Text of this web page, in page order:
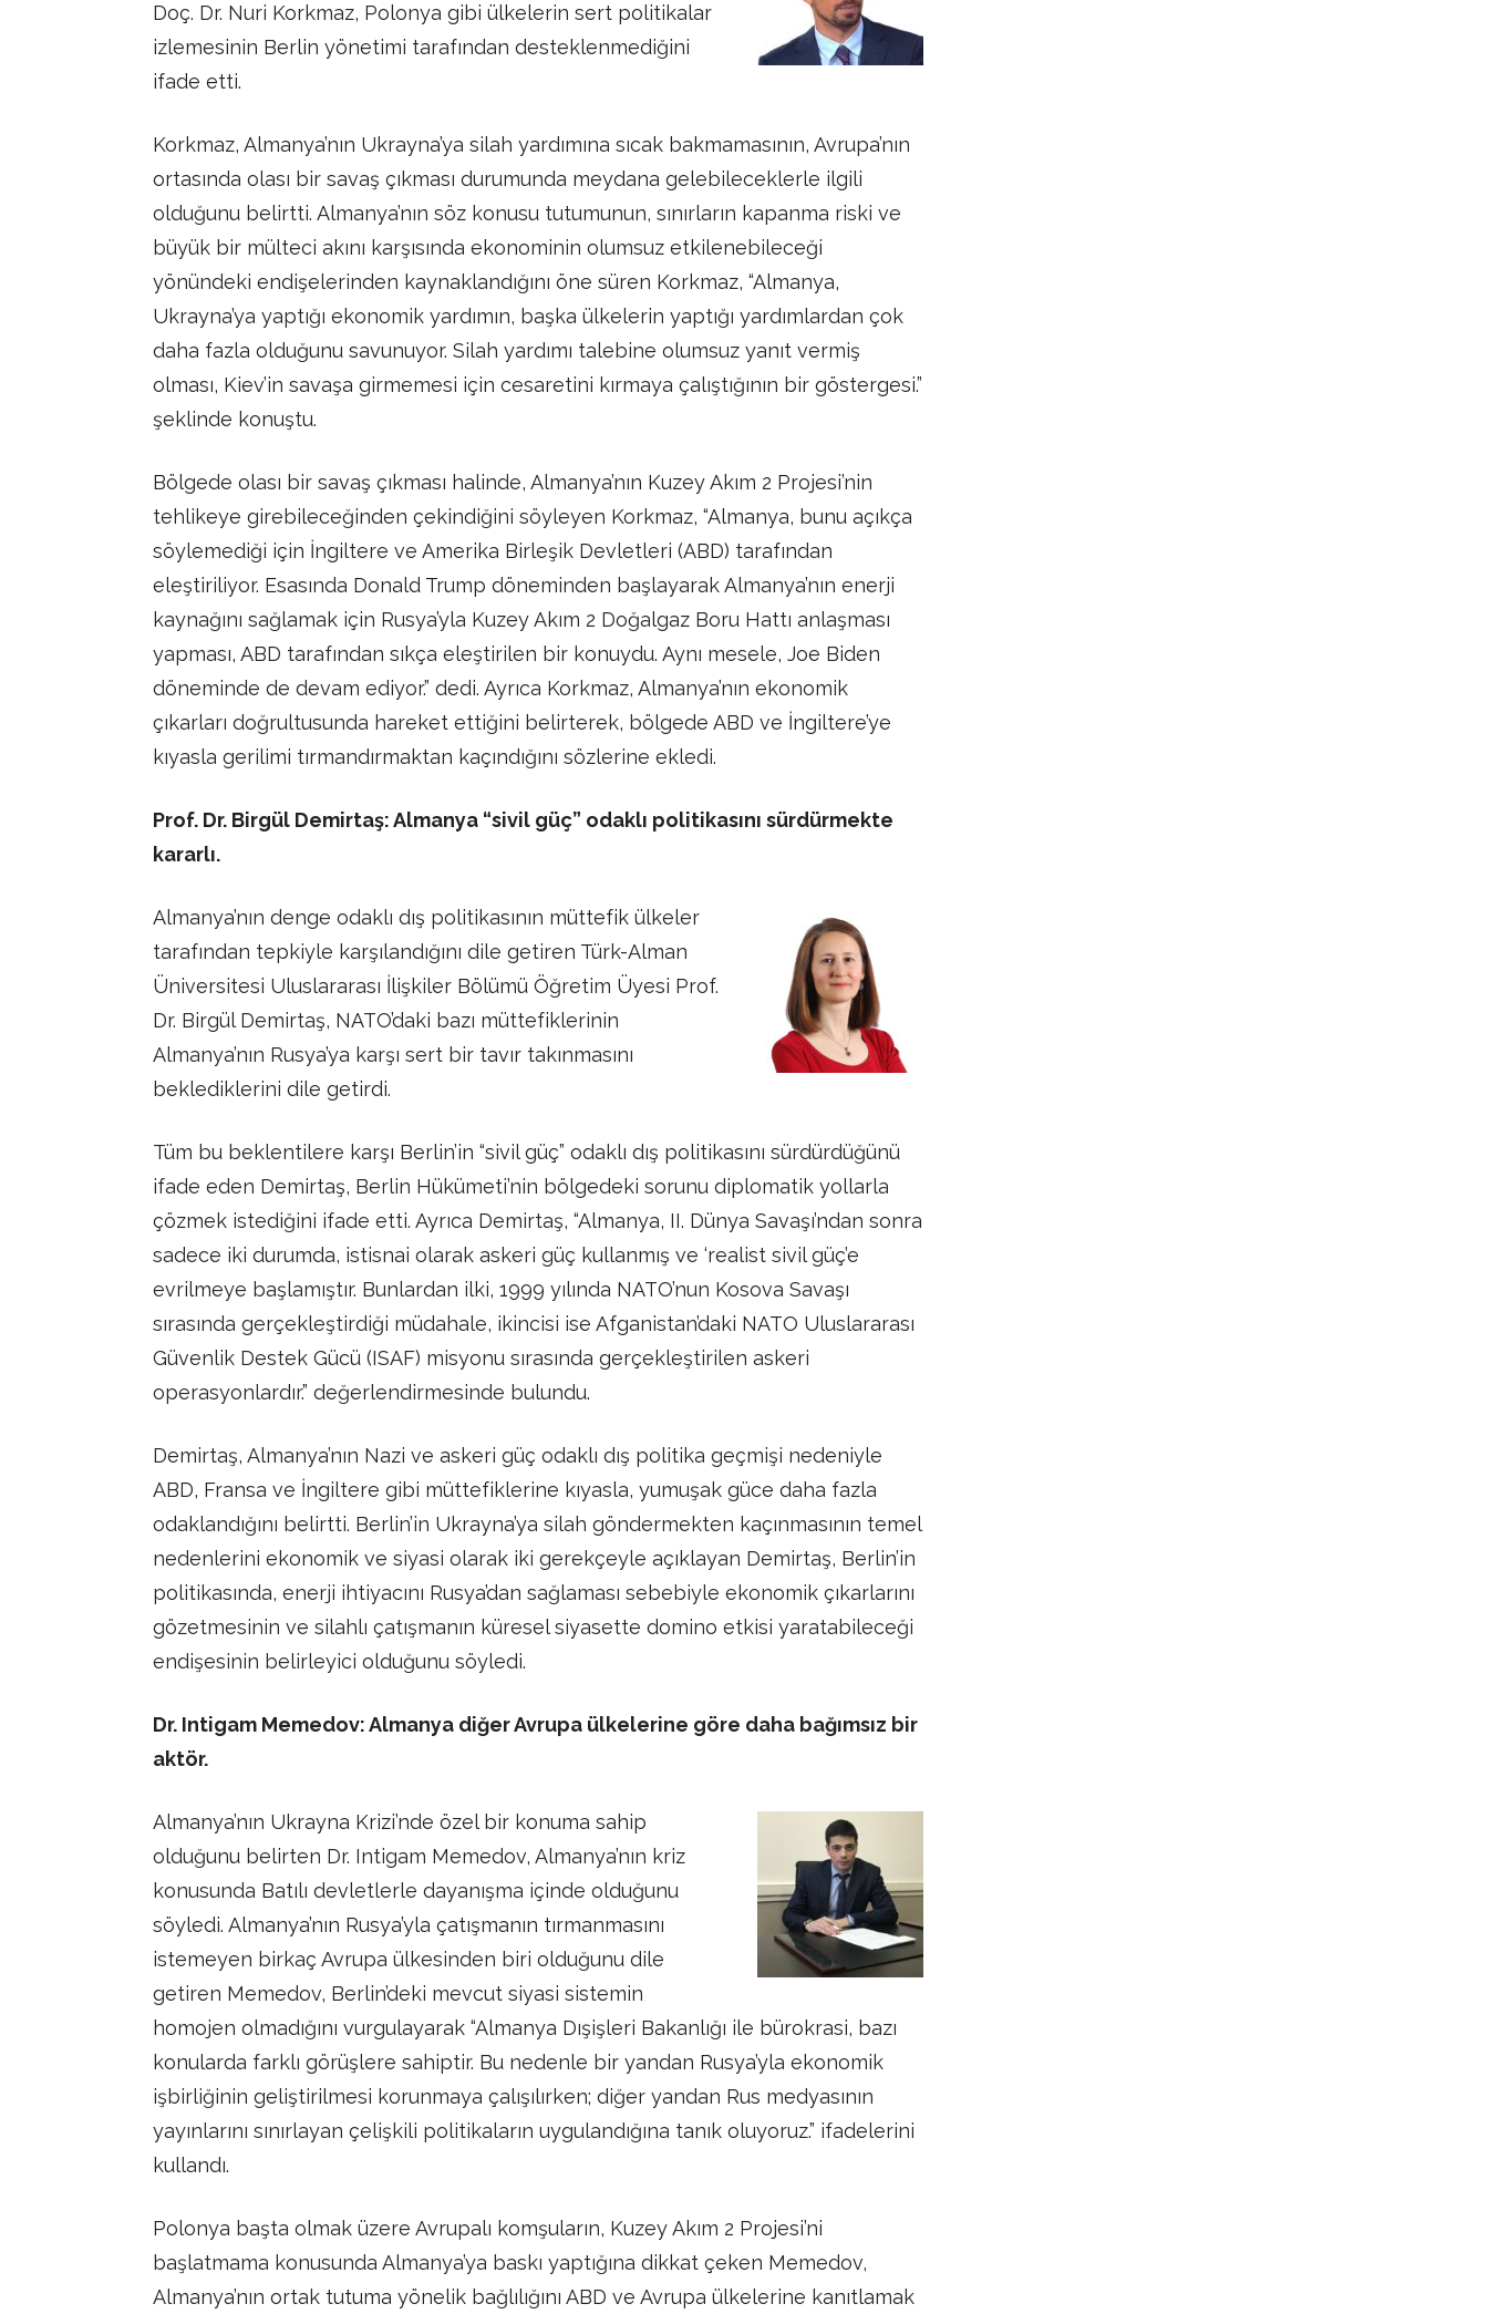
Doç. Dr. Nuri Korkmaz, Polonya gibi ülkelerin sert politikalar
izlemesinin Berlin yönetimi tarafından desteklenmediğini
ifade etti.
Korkmaz, Almanya’nın Ukrayna’ya silah yardımına sıcak bakmamasının, Avrupa’nın
ortasında olası bir savaş çıkması durumunda meydana gelebileceklerle ilgili
olduğunu belirtti. Almanya’nın söz konusu tutumunun, sınırların kapanma riski ve
büyük bir mülteci akını karşısında ekonominin olumsuz etkilenebileceği
yönündeki endişelerinden kaynaklandığını öne süren Korkmaz, “Almanya,
Ukrayna’ya yaptığı ekonomik yardımın, başka ülkelerin yaptığı yardımlardan çok
daha fazla olduğunu savunuyor. Silah yardımı talebine olumsuz yanıt vermiş
olması, Kiev’in savaşa girmemesi için cesaretini kırmaya çalıştığının bir göstergesi.”
şeklinde konuştu.
Bölgede olası bir savaş çıkması halinde, Almanya’nın Kuzey Akım 2 Projesi’nin
tehlikeye girebileceğinden çekindiğini söyleyen Korkmaz, “Almanya, bunu açıkça
söylemediği için İngiltere ve Amerika Birleşik Devletleri (ABD) tarafından
eleştiriliyor. Esasında Donald Trump döneminden başlayarak Almanya’nın enerji
kaynağını sağlamak için Rusya’yla Kuzey Akım 2 Doğalgaz Boru Hattı anlaşması
yapması, ABD tarafından sıkça eleştirilen bir konuydu. Aynı mesele, Joe Biden
döneminde de devam ediyor.” dedi. Ayrıca Korkmaz, Almanya’nın ekonomik
çıkarları doğrultusunda hareket ettiğini belirterek, bölgede ABD ve İngiltere’ye
kıyasla gerilimi tırmandırmaktan kaçındığını sözlerine ekledi.
Prof. Dr. Birgül Demirtaş: Almanya “sivil güç” odaklı politikasını sürdürmekte
kararlı.
Almanya’nın denge odaklı dış politikasının müttefik ülkeler
tarafından tepkiyle karşılandığını dile getiren Türk-Alman
Üniversitesi Uluslararası İlişkiler Bölümü Öğretim Üyesi Prof.
Dr. Birgül Demirtaş, NATO’daki bazı müttefiklerinin
Almanya’nın Rusya’ya karşı sert bir tavır takınmasını
beklediklerini dile getirdi.
Tüm bu beklentilere karşı Berlin’in “sivil güç” odaklı dış politikasını sürdürdüğünü
ifade eden Demirtaş, Berlin Hükümeti’nin bölgedeki sorunu diplomatik yollarla
çözmek istediğini ifade etti. Ayrıca Demirtaş, “Almanya, II. Dünya Savaşı’ndan sonra
sadece iki durumda, istisnai olarak askeri güç kullanmış ve ‘realist sivil güç’e
evrilmeye başlamıştır. Bunlardan ilki, 1999 yılında NATO’nun Kosova Savaşı
sırasında gerçekleştirdiği müdahale, ikincisi ise Afganistan’daki NATO Uluslararası
Güvenlik Destek Gücü (ISAF) misyonu sırasında gerçekleştirilen askeri
operasyonlardır.” değerlendirmesinde bulundu.
Demirtaş, Almanya’nın Nazi ve askeri güç odaklı dış politika geçmişi nedeniyle
ABD, Fransa ve İngiltere gibi müttefiklerine kıyasla, yumuşak güce daha fazla
odaklandığını belirtti. Berlin’in Ukrayna’ya silah göndermekten kaçınmasının temel
nedenlerini ekonomik ve siyasi olarak iki gerekçeyle açıklayan Demirtaş, Berlin’in
politikasında, enerji ihtiyacını Rusya’dan sağlaması sebebiyle ekonomik çıkarlarını
gözetmesinin ve silahlı çatışmanın küresel siyasette domino etkisi yaratabileceği
endişesinin belirleyici olduğunu söyledi.
Dr. Intigam Memedov: Almanya diğer Avrupa ülkelerine göre daha bağımsız bir
aktör.
Almanya’nın Ukrayna Krizi’nde özel bir konuma sahip
olduğunu belirten Dr. Intigam Memedov, Almanya’nın kriz
konusunda Batılı devletlerle dayanışma içinde olduğunu
söyledi. Almanya’nın Rusya’yla çatışmanın tırmanmasını
istemeyen birkaç Avrupa ülkesinden biri olduğunu dile
getiren Memedov, Berlin’deki mevcut siyasi sistemin
homojen olmadığını vurgulayarak “Almanya Dışişleri Bakanlığı ile bürokrasi, bazı
konularda farklı görüşlere sahiptir. Bu nedenle bir yandan Rusya’yla ekonomik
işbirliğinin geliştirilmesi korunmaya çalışılırken; diğer yandan Rus medyasının
yayınlarını sınırlayan çelişkili politikaların uygulandığına tanık oluyoruz.” ifadelerini
kullandı.
Polonya başta olmak üzere Avrupalı komşuların, Kuzey Akım 2 Projesi’ni
başlatmama konusunda Almanya’ya baskı yaptığına dikkat çeken Memedov,
Almanya’nın ortak tutuma yönelik bağlılığını ABD ve Avrupa ülkelerine kanıtlamak